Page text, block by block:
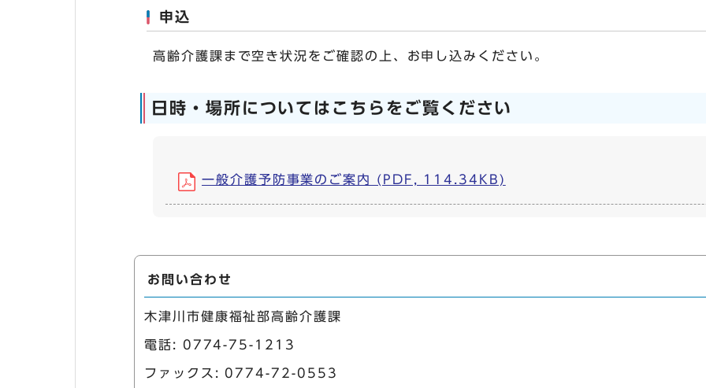
申込
高齢介護課まで空き状況をご確認の上、お申し込みください。
日時・場所についてはこちらをご覧ください
一般介護予防事業のご案内 (PDF, 114.34KB)
お問い合わせ
木津川市健康福祉部高齢介護課
電話: 0774-75-1213
ファックス: 0774-72-0553